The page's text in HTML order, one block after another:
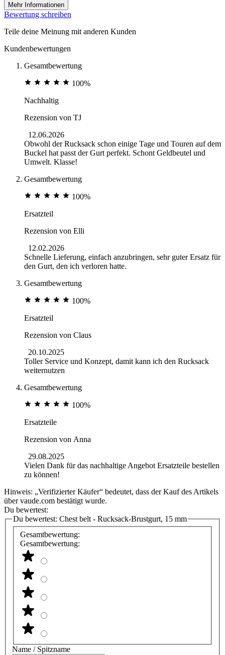
Mehr Informationen
Bewertung schreiben
Teile deine Meinung mit anderen Kunden
Kundenbewertungen
Gesamtbewertung
100%
Nachhaltig
Rezension von TJ
12.06.2026
Obwohl der Rucksack schon einige Tage und Touren auf dem
Buckel hat passt der Gurt perfekt. Schont Geldbeutel und
Umwelt. Klasse!
Gesamtbewertung
100%
Ersatzteil
Rezension von Elli
12.02.2026
Schnelle Lieferung, einfach anzubringen, sehr guter Ersatz für
den Gurt, den ich verloren hatte.
Gesamtbewertung
100%
Ersatzteil
Rezension von Claus
20.10.2025
Toller Service und Konzept, damit kann ich den Rucksack
weiternutzen
Gesamtbewertung
100%
Ersatzteile
Rezension von Anna
29.08.2025
Vielen Dank für das nachhaltige Angebot Ersatzteile bestellen
zu können!
Hinweis: „Verifizierter Käufer“ bedeutet, dass der Kauf des Artikels
über vaude.com bestätigt wurde.
Du bewertest:
Du bewertest: Chest belt - Rucksack-Brustgurt, 15 mm
Gesamtbewertung:
Gesamtbewertung:
Name / Spitzname